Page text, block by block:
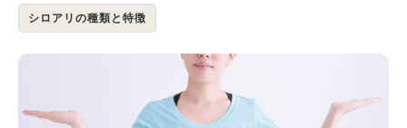
シロアリの種類と特徴